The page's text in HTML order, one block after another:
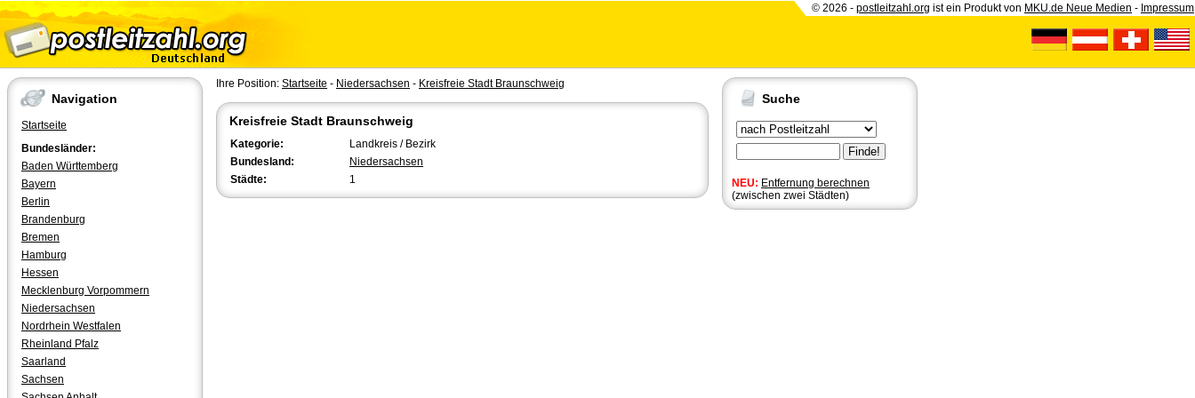
© 2026 - postleitzahl.org ist ein Produkt von MKU.de Neue Medien - Impressum
Navigation
Startseite
Bundesländer:
Baden Württemberg
Bayern
Berlin
Brandenburg
Bremen
Hamburg
Hessen
Mecklenburg Vorpommern
Niedersachsen
Nordrhein Westfalen
Rheinland Pfalz
Saarland
Sachsen
Suche
NEU: Entfernung berechnen
(zwischen zwei Städten)
Ihre Position: Startseite - Niedersachsen - Kreisfreie Stadt Braunschweig
Kreisfreie Stadt Braunschweig
Kategorie:
Landkreis / Bezirk
Bundesland:
Niedersachsen
Städte:
1